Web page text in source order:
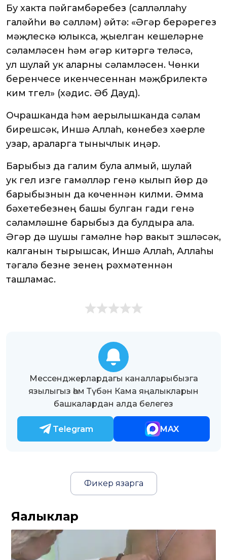
Бу хакта пәйгамбәребез (салләллаһу
галәйһи вә сәлләм) әйтә: «Әгәр берәрегез
мәҗлескә юлыкса, җыелган кешеләрне
сәламләсен һәм әгәр китәргә теләсә,
ул шулай ук аларны сәламләсен. Чөнки
беренчесе икенчесеннан мәҗбүрилектә
ким түгел» (хәдис. Әбү Дауд).
Очрашканда һәм аерылышканда сәлам
бирешсәк, Иншә Аллаһ, көнебез хәерле
узар, араларга тынычлык иңәр.
Барыбыз да галим була алмый, шулай
ук гел изге гамәлләр генә кылып йөрү дә
барыбызнын да көченнән килми. Әмма
бәхетебезнең башы булган гади генә
сәламләшүне барыбыз да булдыра ала.
Әгәр дә шушы гамәлне һәр вакыт эшләсәк,
калганын тырышсак, Иншә Аллаһ, Аллаһы
тәгалә безне үзенең рәхмәтеннән
ташламас.
Мессенджерлардагы каналларыбызга
язылыгыз һәм Түбән Кама яңалыкларын
башкалардан алда белегез
Telegram MAX
Фикер язарга
Яңалыклар